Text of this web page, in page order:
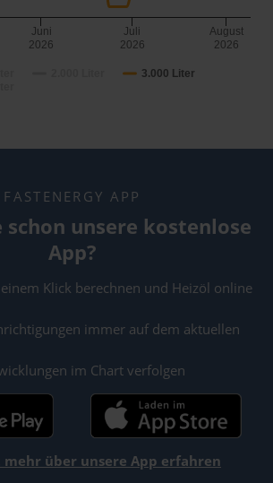
3.000 Liter
Juni
2026
Juli
2026
August
2026
FASTENERGY APP
schon unsere kostenlose
App?
Klick berechnen und Heizöl online
immer auf dem aktuellen
im Chart verfolgen
mehr über unsere App erfahren